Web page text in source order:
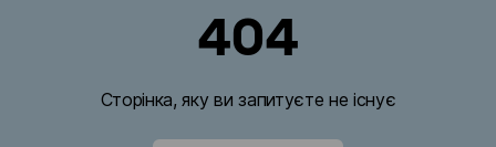
404
Сторінка, яку ви запитуєте не існує